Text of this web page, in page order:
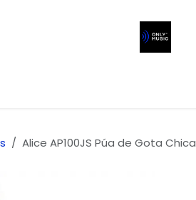
Alice AP100JS Púa de Gota Chica